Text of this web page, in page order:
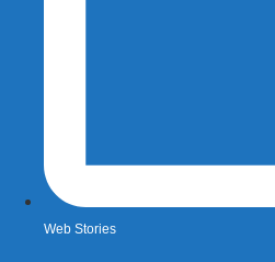
Web Stories